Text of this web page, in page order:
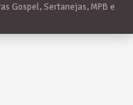
Gospel, Sertanejas, MPB e